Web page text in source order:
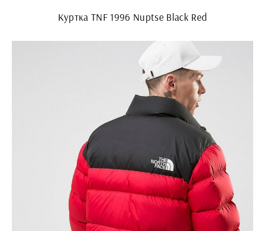
Куртка TNF 1996 Nuptse Black Red